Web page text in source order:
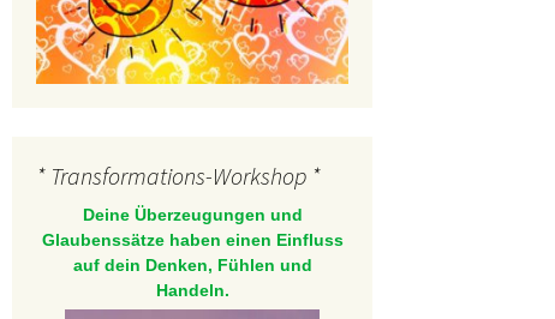
* Transformations-Workshop *
Deine Überzeugungen und
Glaubenssätze haben einen Einfluss
auf dein Denken, Fühlen und
Handeln.